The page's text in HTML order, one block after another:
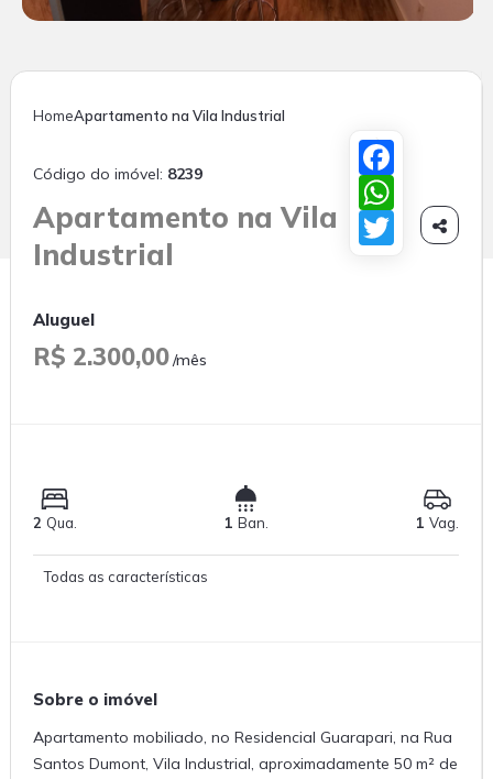
HomeApartamento na Vila Industrial
Código do imóvel: 8239
Apartamento na Vila
Industrial

Twitter
Aluguel
R$ 2.300,00/mês
2 Qua. 1 Ban. 1Vag.
Todas as características
Sobre o imóvel
Apartamento mobiliado, no Residencial Guarapari, na Rua
Santos Dumont, Vila Industrial, aproximadamente 50 m² de